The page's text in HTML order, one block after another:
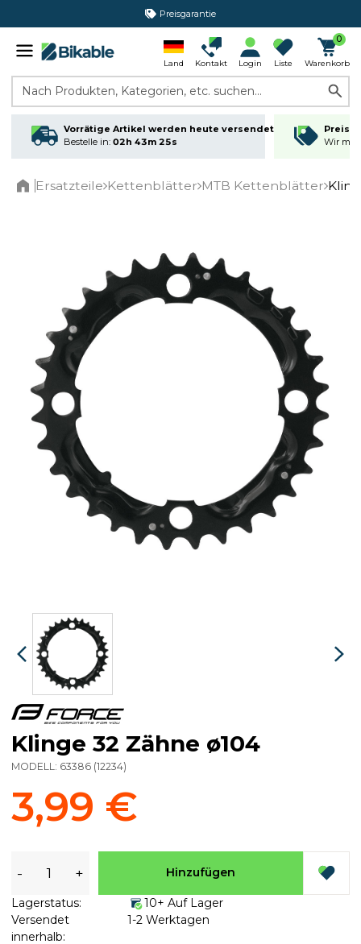
Preisgarantie
Land Kontakt Login Liste
0
Warenkorb
Nach Produkten, Kategorien, etc. suchen...
Vorrätige Artikel werden heute versendet
Bestelle in: 02h 43m 25s
Wir
Ersatzteile Kettenblätter MTB Kettenblätter
Klinge 32 Zähne ø104
MODELL: 63386 (12234)
3,99 €
- + Hinzufügen
Lagerstatus:
10+ Auf Lager
Versendet
innerhalb:
1-2 Werktagen